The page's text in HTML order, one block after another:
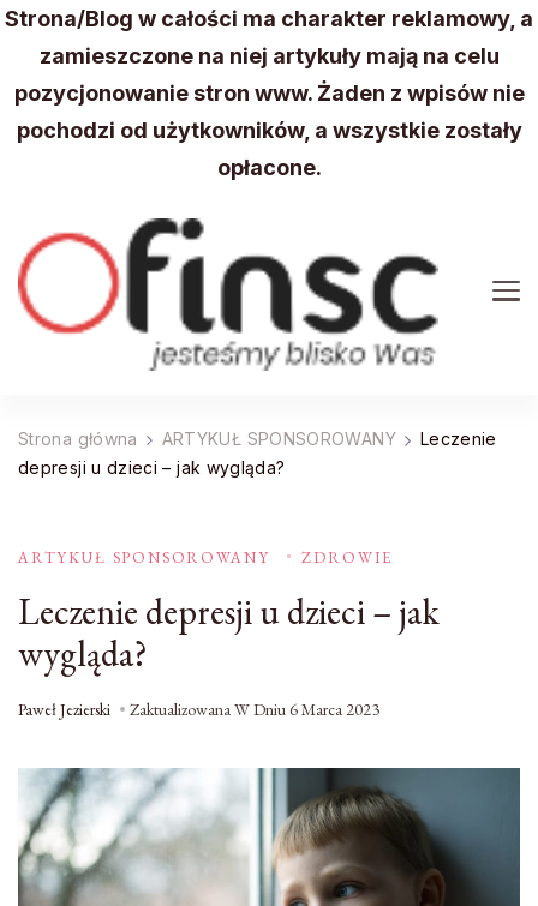
Strona/Blog w całości ma charakter reklamowy, a
zamieszczone na niej artykuły mają na celu
pozycjonowanie stron www. Żaden z wpisów nie
pochodzi od użytkowników, a wszystkie zostały
opłacone.
Strona główna ARTYKUŁ SPONSOROWANY
Leczenie
depresji u dzieci – jak wygląda?
ARTYKUŁ SPONSOROWANY ZDROWIE
Leczenie depresji u dzieci – jak
wygląda?
Paweł Jezierski Zaktualizowana W Dniu 6 Marca 2023